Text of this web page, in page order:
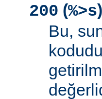
200 (%>s)
Bu,